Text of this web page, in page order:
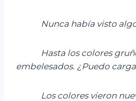
Nunca había visto
Hasta los colores
embelesados. ¿Puedo
Los colores vieron